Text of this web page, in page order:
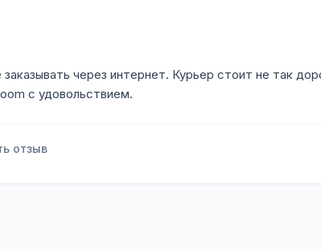
через интернет. Курьер стоит не так
с удовольствием.
отзыв